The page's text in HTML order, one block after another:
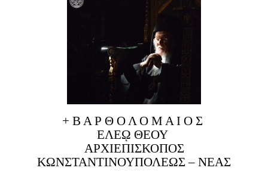
+ Β Α Ρ Θ Ο Λ Ο Μ Α Ι Ο Σ
ΕΛΕῼ ΘΕΟΥ
ΑΡΧΙΕΠΙΣΚΟΠΟΣ
ΚΩΝΣΤΑΝΤΙΝΟΥΠΟΛΕΩΣ – ΝΕΑΣ